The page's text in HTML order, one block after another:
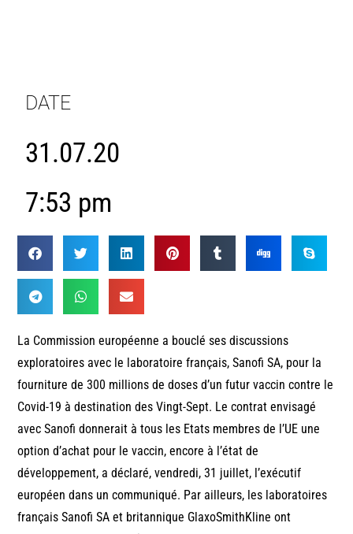
DATE
31.07.20
7:53 pm
La Commission européenne a bouclé ses discussions
exploratoires avec le laboratoire français, Sanofi SA, pour la
fourniture de 300 millions de doses d’un futur vaccin contre le
Covid-19 à destination des Vingt-Sept. Le contrat envisagé
avec Sanofi donnerait à tous les Etats membres de l’UE une
option d’achat pour le vaccin, encore à l’état de
développement, a déclaré, vendredi, 31 juillet, l’exécutif
européen dans un communiqué. Par ailleurs, les laboratoires
français Sanofi SA et britannique GlaxoSmithKline ont